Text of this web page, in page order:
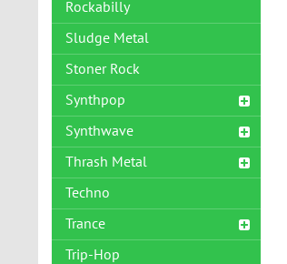
Rockabilly
Sludge Metal
Stoner Rock
Synthpop
Synthwave
Thrash Metal
Techno
Trance
Trip-Hop